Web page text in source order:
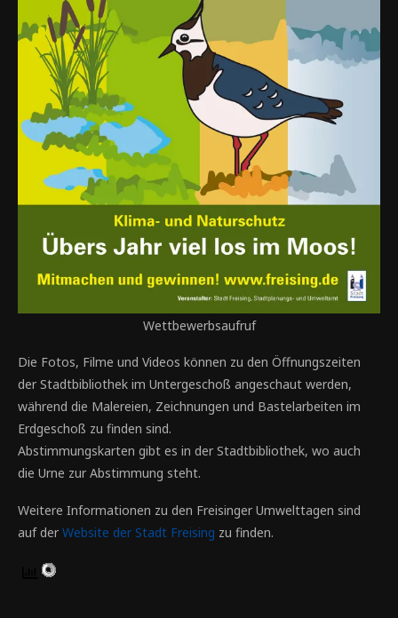
Wettbewerbsaufruf
Die Fotos, Filme und Videos können zu den Öffnungszeiten
der Stadtbibliothek im Untergeschoß angeschaut werden,
während die Malereien, Zeichnungen und Bastelarbeiten im
Erdgeschoß zu finden sind.
Abstimmungskarten gibt es in der Stadtbibliothek, wo auch
die Urne zur Abstimmung steht.
Weitere Informationen zu den Freisinger Umwelttagen sind
auf der Website der Stadt Freising zu finden.